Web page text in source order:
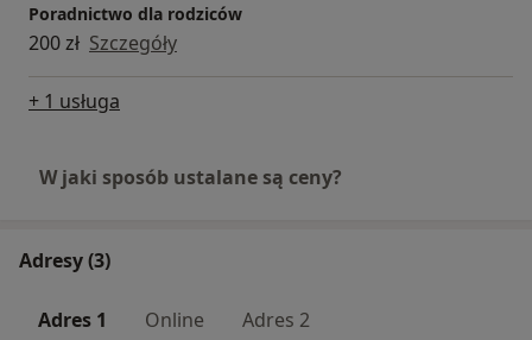
Poradnictwo dla rodziców
200 zł Szczegóły
+ 1 usługa
W jaki sposób ustalane są ceny?
Adresy (3)
Adres 1 Online Adres 2